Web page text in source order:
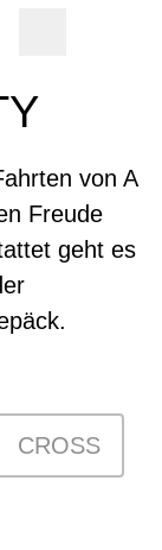
von A
Freude
geht es
CROSS